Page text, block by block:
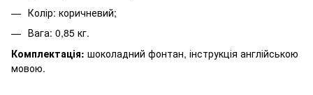
Колір: коричневий;
Вага: 0,85 кг.
Комплектація: шоколадний фонтан, інструкція англійською
мовою.